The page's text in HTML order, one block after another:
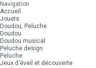
Navigation
Accueil
Jouets
Doudou, Peluche
Doudou
Doudou musical
Peluche design
Peluche
Jeux d'éveil et découverte